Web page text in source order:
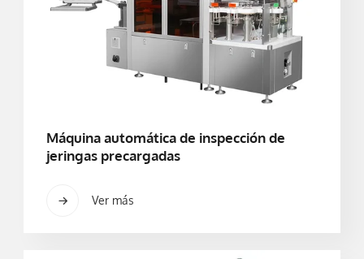
Máquina automática de inspección de
jeringas precargadas
Ver más